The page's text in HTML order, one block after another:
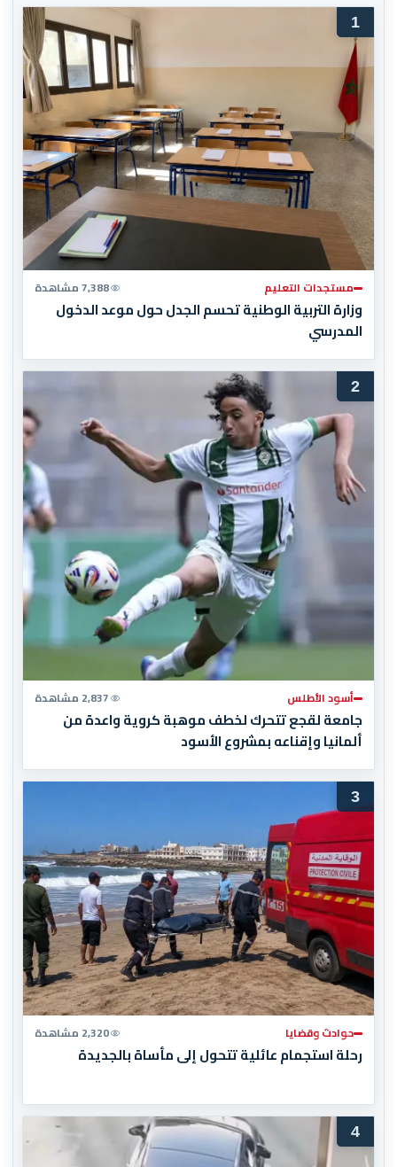
1
مستجدات التعليم 7,388 مشاهدة
وزارة التربية الوطنية تحسم الجدل حول موعد الدخول
المدرسي
2
أسود الأطلس 2,837 مشاهدة
جامعة لقجع تتحرك لخطف موهبة كروية واعدة من
ألمانيا وإقناعه بمشروع الأسود
3
حوادث وقضايا 2,320 مشاهدة
رحلة استجمام عائلية تتحول إلى مأساة بالجديدة
4